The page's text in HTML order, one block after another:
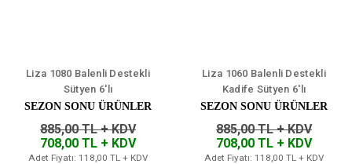
Liza 1080 Balenli Destekli
Sütyen 6'lı
SEZON SONU ÜRÜNLER
885,00 TL + KDV
708,00 TL + KDV
Adet Fiyatı: 118,00 TL + KDV
Liza 1060 Balenli Destekli
Kadife Sütyen 6'lı
SEZON SONU ÜRÜNLER
885,00 TL + KDV
708,00 TL + KDV
Adet Fiyatı: 118,00 TL + KDV